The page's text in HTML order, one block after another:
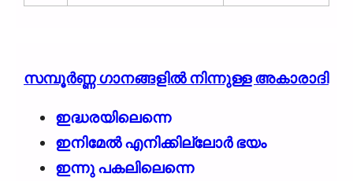
സമ്പൂർണ്ണ ഗാനങ്ങളില്‍ നിന്നുള്ള അകാരാദി
ഇദ്ധരയിലെന്നെ
ഇനിമേൽ എനിക്കില്ലോർ ഭയം
ഇന്നു പകലിലെന്നെ